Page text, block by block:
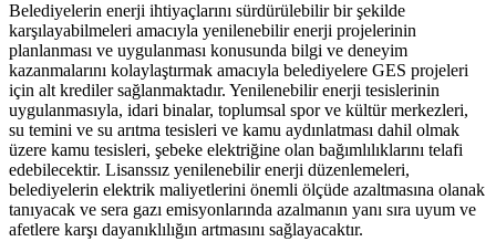
Belediyelerin enerji ihtiyaçlarını sürdürülebilir bir şekilde
karşılayabilmeleri amacıyla yenilenebilir enerji projelerinin
planlanması ve uygulanması konusunda bilgi ve deneyim
kazanmalarını kolaylaştırmak amacıyla belediyelere GES projeleri
için alt krediler sağlanmaktadır. Yenilenebilir enerji tesislerinin
uygulanmasıyla, idari binalar, toplumsal spor ve kültür merkezleri,
su temini ve su arıtma tesisleri ve kamu aydınlatması dahil olmak
üzere kamu tesisleri, şebeke elektriğine olan bağımlılıklarını telafi
edebilecektir. Lisanssız yenilenebilir enerji düzenlemeleri,
belediyelerin elektrik maliyetlerini önemli ölçüde azaltmasına olanak
tanıyacak ve sera gazı emisyonlarında azalmanın yanı sıra uyum ve
afetlere karşı dayanıklılığın artmasını sağlayacaktır.